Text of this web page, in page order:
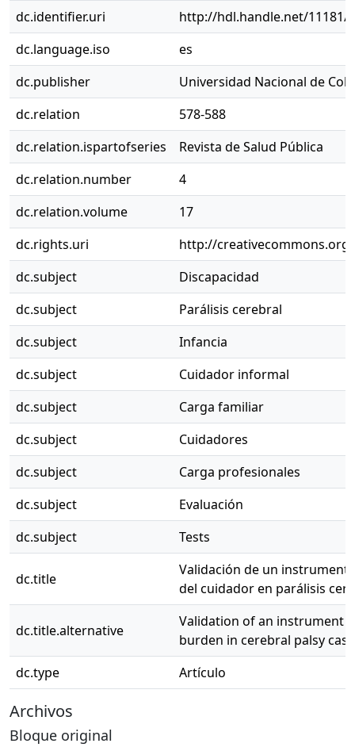
dc.identifier.uri
http://hdl.handle.net/11181/
dc.language.iso
es
dc.publisher
Universidad Nacional de
dc.relation
578-588
dc.relation.ispartofseries
Revista de Salud Pública
dc.relation.number
4
dc.relation.volume
17
dc.rights.uri
http://
dc.subject
Discapacidad
dc.subject
Parálisis cerebral
dc.subject
Infancia
dc.subject
Cuidador informal
dc.subject
Carga familiar
dc.subject
Cuidadores
dc.subject
Carga profesionales
dc.subject
Evaluación
dc.subject
Tests
dc.title
Validación de un
del cuidador en parálisis
dc.title.alternative
Validation of an instrument
burden in cerebral palsy
dc.type
Artículo
Archivos
Bloque original